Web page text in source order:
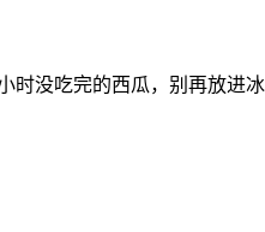
没吃完的西瓜，别再放进冰